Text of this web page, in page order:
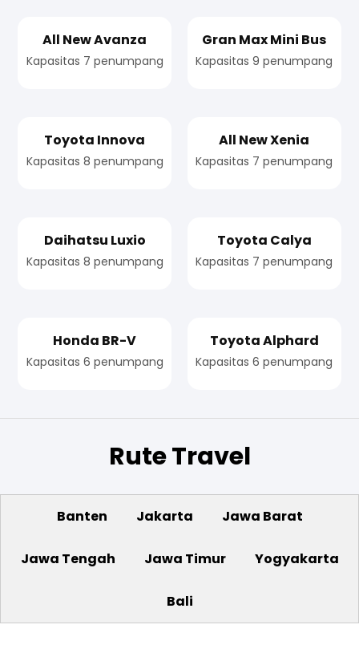
All New Avanza
Kapasitas 7 penumpang
Gran Max Mini Bus
Kapasitas 9 penumpang
Toyota Innova
Kapasitas 8 penumpang
All New Xenia
Kapasitas 7 penumpang
Daihatsu Luxio
Kapasitas 8 penumpang
Toyota Calya
Kapasitas 7 penumpang
Honda BR-V
Kapasitas 6 penumpang
Toyota Alphard
Kapasitas 6 penumpang
Rute Travel
Banten Jakarta Jawa Barat
Jawa Tengah Jawa Timur Yogyakarta
Bali